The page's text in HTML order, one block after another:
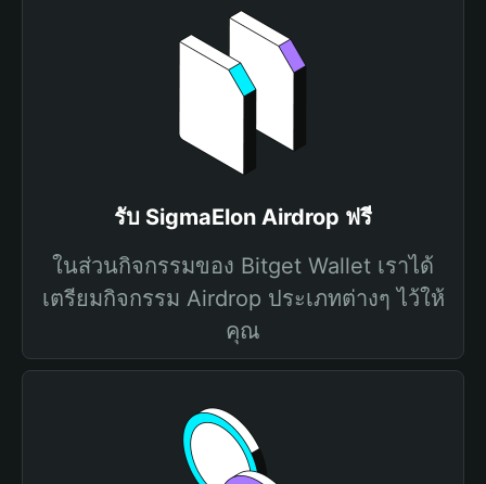
รับ SigmaElon Airdrop ฟรี
ในส่วนกิจกรรมของ Bitget Wallet เราได้
เตรียมกิจกรรม Airdrop ประเภทต่างๆ ไว้ให้
คุณ